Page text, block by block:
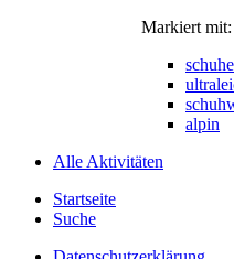
Markiert mit:
schuhe
alpin
Alle Aktivitäten
Startseite
Suche